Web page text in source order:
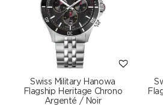
Swiss Military Hanowa
Flagship Heritage Chrono
Argenté / Noir